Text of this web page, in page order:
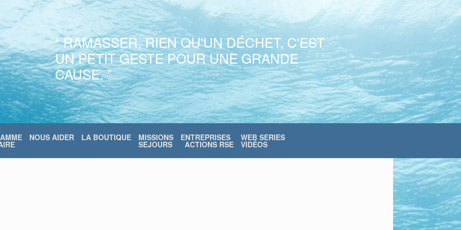
“ RAMASSER, RIEN QU'UN DÉCHET, C'EST
UN PETIT GESTE POUR UNE GRANDE
CAUSE. ”
NOUS AIDER LA BOUTIQUE MISSIONS
SEJOURS
ENTREPRISES
ACTIONS RSE
WEB SERIES
VIDÉOS